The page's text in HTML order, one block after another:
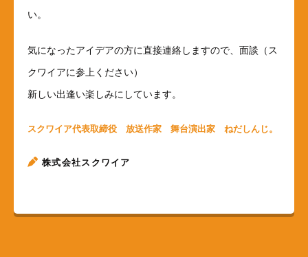
い。
気になったアイデアの方に直接連絡しますので、面談（ス
クワイアに参上ください）
新しい出逢い楽しみにしています。
スクワイア代表取締役 放送作家 舞台演出家 ねだしんじ。
株式会社スクワイア